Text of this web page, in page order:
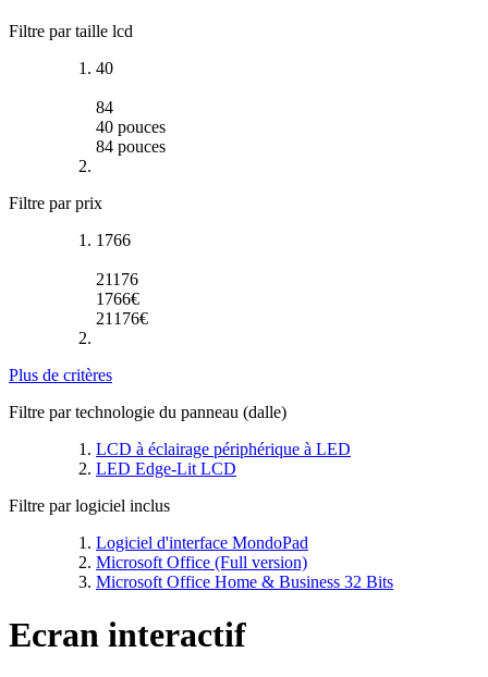
Filtre par taille lcd
40
84
40 pouces
84 pouces
Filtre par prix
1766
21176
1766€
21176€
Plus de critères
Filtre par technologie du panneau (dalle)
LCD à éclairage périphérique à LED
LED Edge-Lit LCD
Filtre par logiciel inclus
Logiciel d'interface MondoPad
Microsoft Office (Full version)
Microsoft Office Home & Business 32 Bits
Ecran interactif